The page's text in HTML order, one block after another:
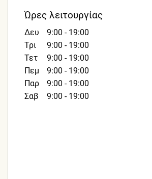
Ώρες λειτουργίας
Δευ
9:00 - 19:00
Τρι
9:00 - 19:00
Τετ
9:00 - 19:00
Πεμ
9:00 - 19:00
Παρ
9:00 - 19:00
Σαβ
9:00 - 19:00